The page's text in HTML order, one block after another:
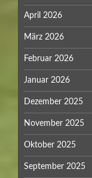
April 2026
März 2026
Februar 2026
Januar 2026
Dezember 2025
November 2025
Oktober 2025
September 2025